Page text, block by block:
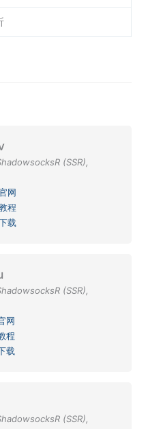
(SSR),
网
程
载
(SSR),
网
程
载
(SSR),